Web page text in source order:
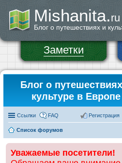
Mishanita.ru
Блог о путешествиях и
Заметки
Блог о
культуре в Европе
Ссылки FAQ Регистрация
Список форумов
Уважаемые посетители!